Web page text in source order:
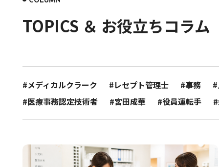
TOPICS ＆ お役立ちコラム
#メディカルクラーク #レセプト管理士 #事務
#医療事務認定技術者
#宮田成華 #役員運転手